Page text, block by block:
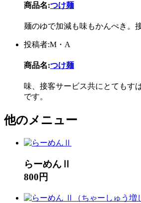
商品名:つけ麺
麺のゆで加減も味もかんぺき。
投稿者:M・A
商品名:つけ麺
味、接客サービス共にとてもす
です。
他のメニュー
らーめんⅡ
800円